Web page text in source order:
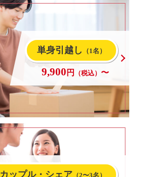
単身引越し （1名）
9,900 円 （税込） 〜
カップル・シェア （2〜3名）